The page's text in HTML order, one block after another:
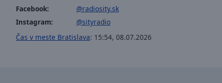
Opacity
Caption
Area
Facebook:
@radiosity.sk
Instagram:
@sityradio
Čas v meste Bratislava: 15:54, 08.07.2026